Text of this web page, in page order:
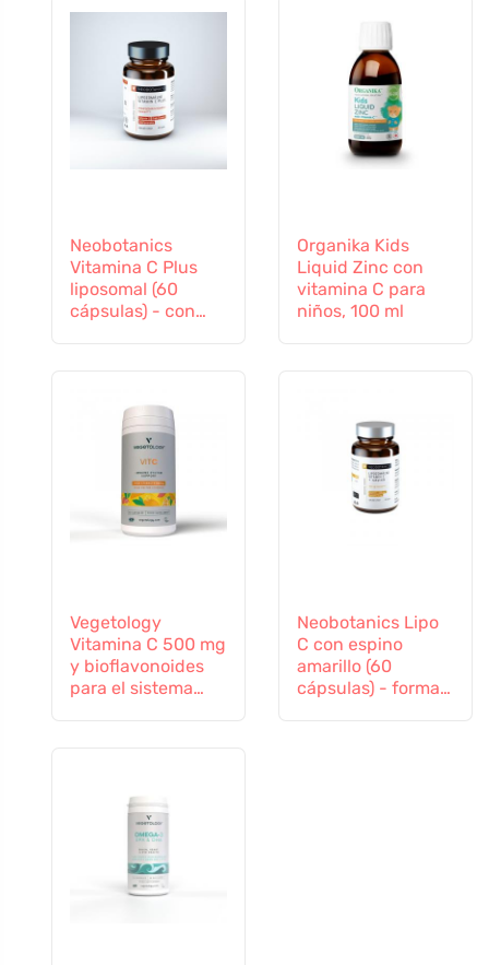
Neobotanics
Vitamina C Plus
liposomal (60
cápsulas) - con
Organika Kids
Liquid Zinc con
vitamina C para
niños, 100 ml
Vegetology
Vitamina C 500 mg
y bioflavonoides
para el sistema
Neobotanics Lipo
C con espino
amarillo (60
cápsulas) - forma